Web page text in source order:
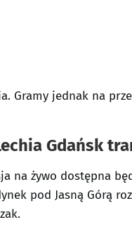
Gramy jednak na
Gdańsk
na żywo dostępna
pod Jasną Górą